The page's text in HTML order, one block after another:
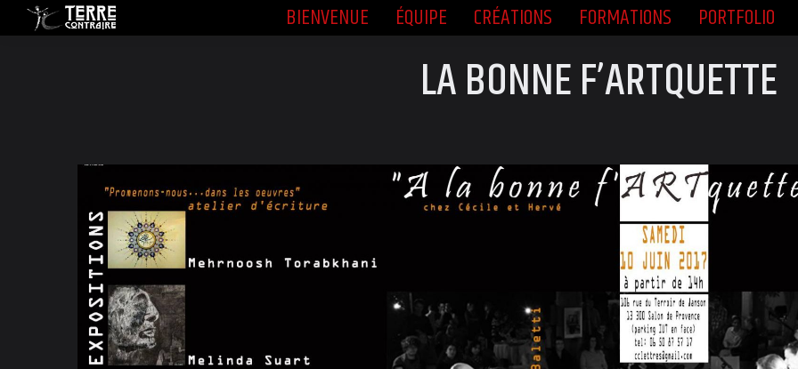
BIENVENUE ÉQUIPE CRÉATIONS FORMATIONS PORTFOLIO
LA BONNE F’ARTQUETTE
BIENVENUE ÉQUIPE CRÉATIONS FORMATIONS PORTFOLIO